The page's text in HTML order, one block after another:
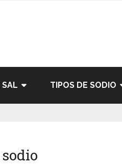
SAL TIPOS DE SODIO